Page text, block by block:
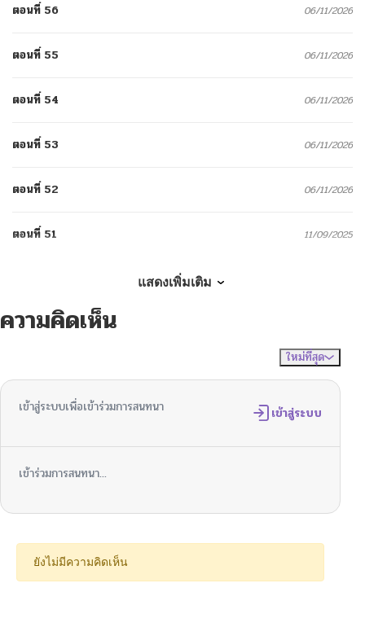
ตอนที่ 56 06/11/2026
ตอนที่ 55 06/11/2026
ตอนที่ 54 06/11/2026
ตอนที่ 53 06/11/2026
ตอนที่ 52 06/11/2026
ตอนที่ 51 11/09/2025
ตอนที่ 49
11/05/2025
ตอนที่ 47 10/26/2025
10/24/2025
ตอนที่ 44 10/02/2025
แสดงเพิ่มเติม
ความคิดเห็น
ใหม่ที่สุด
เข้าสู่ระบบเพื่อเข้าร่วมการสนทนา เข้าสู่ระบบ
เข้าร่วมการสนทนา...
ยังไม่มีความคิดเห็น